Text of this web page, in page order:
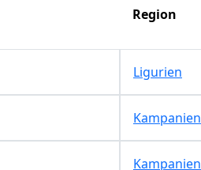
Region
Ligurien
Kampanien
Kampanien